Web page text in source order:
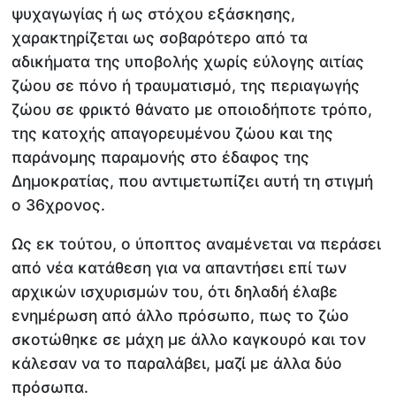
ψυχαγωγίας ή ως στόχου εξάσκησης,
χαρακτηρίζεται ως σοβαρότερο από τα
αδικήματα της υποβολής χωρίς εύλογης αιτίας
ζώου σε πόνο ή τραυματισμό, της περιαγωγής
ζώου σε φρικτό θάνατο με οποιοδήποτε τρόπο,
της κατοχής απαγορευμένου ζώου και της
παράνομης παραμονής στο έδαφος της
Δημοκρατίας, που αντιμετωπίζει αυτή τη στιγμή
ο 36χρονος.
Ως εκ τούτου, ο ύποπτος αναμένεται να περάσει
από νέα κατάθεση για να απαντήσει επί των
αρχικών ισχυρισμών του, ότι δηλαδή έλαβε
ενημέρωση από άλλο πρόσωπο, πως το ζώο
σκοτώθηκε σε μάχη με άλλο καγκουρό και τον
κάλεσαν να το παραλάβει, μαζί με άλλα δύο
πρόσωπα.